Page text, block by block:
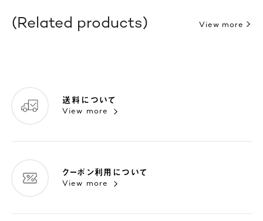
Related products View more
送料について
View more
クーポン利用について
View more